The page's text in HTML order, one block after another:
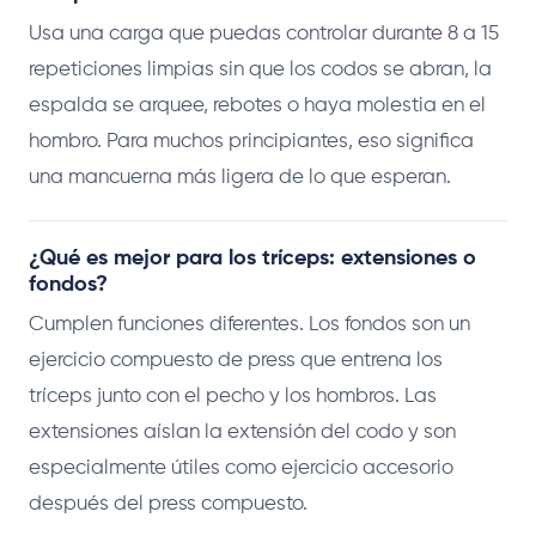
Usa una carga que puedas controlar durante 8 a 15
repeticiones limpias sin que los codos se abran, la
espalda se arquee, rebotes o haya molestia en el
hombro. Para muchos principiantes, eso significa
una mancuerna más ligera de lo que esperan.
¿Qué es mejor para los tríceps: extensiones o
fondos?
Cumplen funciones diferentes. Los fondos son un
ejercicio compuesto de press que entrena los
tríceps junto con el pecho y los hombros. Las
extensiones aíslan la extensión del codo y son
especialmente útiles como ejercicio accesorio
después del press compuesto.